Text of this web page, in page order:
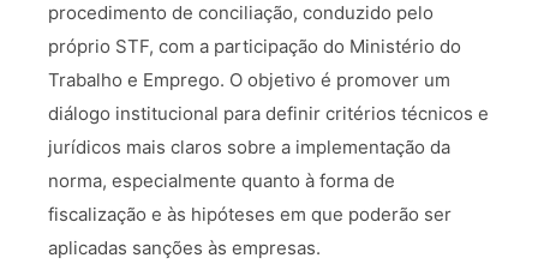
procedimento de conciliação, conduzido pelo
próprio STF, com a participação do Ministério do
Trabalho e Emprego. O objetivo é promover um
diálogo institucional para definir critérios técnicos e
jurídicos mais claros sobre a implementação da
norma, especialmente quanto à forma de
fiscalização e às hipóteses em que poderão ser
aplicadas sanções às empresas.